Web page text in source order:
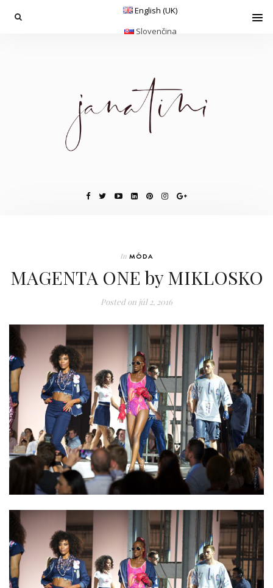
English (UK)
Slovenčina
In MÓDA
MAGENTA ONE by MIKLOSKO
Posted on júl 2, 2016